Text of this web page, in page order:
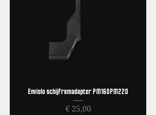
Enviolo schijfremadapter PM160PM220
Prijs
€ 25,00